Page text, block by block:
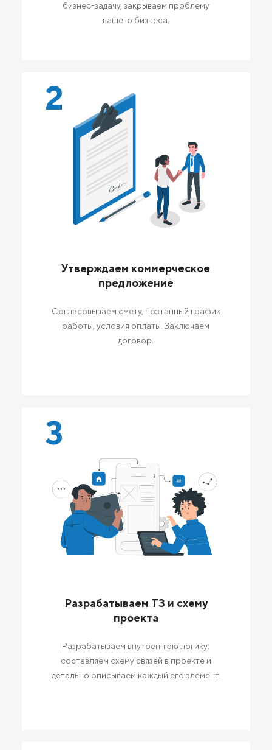
бизнес-задачу, закрываем проблему
вашего бизнеса.
2
Утверждаем коммерческое
предложение
Согласовываем смету, поэтапный график
работы, условия оплаты. Заключаем
договор.
3
Разрабатываем ТЗ и схему
проекта
Разрабатываем внутреннюю логику:
составляем схему связей в проекте и
детально описываем каждый его элемент.